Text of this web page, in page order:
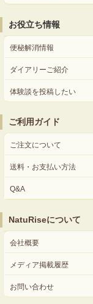
お役立ち情報
便秘解消情報
ダイアリーご紹介
体験談を投稿したい
ご利用ガイド
ご注文について
送料・お支払い方法
Q&A
NatuRiseについて
会社概要
メディア掲載履歴
お問い合わせ